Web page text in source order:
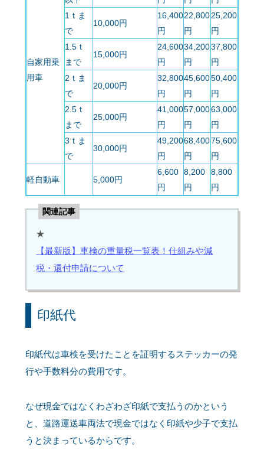
自家用乗
用車
1ｔま
で
10,000円
16,400
円
22,800
円
25,200
円
1.5ｔ
まで
15,000円
24,600
円
34,200
円
37,800
円
2ｔま
で
20,000円
32,800
円
45,600
円
50,400
円
2.5ｔ
まで
25,000円
41,000
円
57,000
円
63,000
円
3ｔま
で
30,000円
49,200
円
68,400
円
75,600
円
軽自動車 5,000円
6,600
円
8,200
円
8,800
円
関連記事
★
【最新版】車検の重量税一覧表！仕組みや減
税・還付申請について
印紙代
印紙代は車検を受けたことを証明するステッカーの発
行や手数料分の費用です。
なぜ現金ではなくわざわざ印紙で支払うのかという
と、道路運送車両法で現金ではなく印紙や少子で支払
うと決まっているからです。